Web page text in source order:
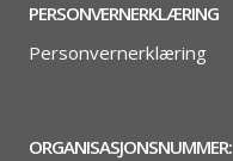
PERSONVERNERKLÆRING
Personvernerklæring
ORGANISASJONSNUMMER: